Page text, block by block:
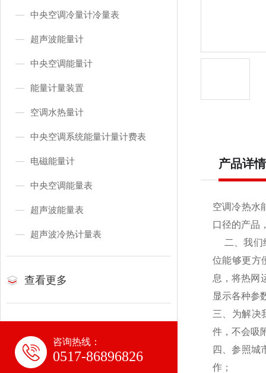
中央空调冷量计冷量表
超声波能量计
中央空调能量计
能量计量装置
空调水热量计
中央空调系统能量计量计费表
电磁能量计
中央空调能量表
超声波能量表
超声波冷热计量表
查看更多
咨询热线：
0517-86896826
产品详情
空调冷热水
口径的产品
二、我们
位能够更方
息，将热网
显示各种参
三、为解决
件，不会吸
四、参照城
作；